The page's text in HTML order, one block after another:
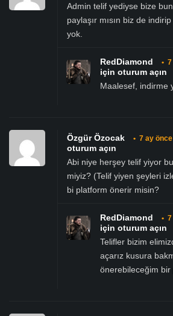
Admin telif yediyse bize
paylaşır mısın biz de
yok.
RedDiamond •
için oturum açın
Maalesef, indirme
Özgür Özocak • 7 ay önce
oturum açın
Abi niye herşey telif yiyor
miyiz? (Telif yiyen şeyleri
bi platform önerir misin?
RedDiamond •
için oturum açın
Telifler bizim
açarız kusura
önerebileceğim bir